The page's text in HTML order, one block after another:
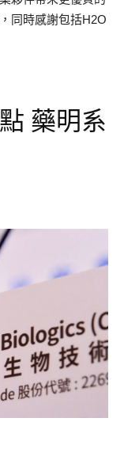
同時感謝包括H2O
藥明系